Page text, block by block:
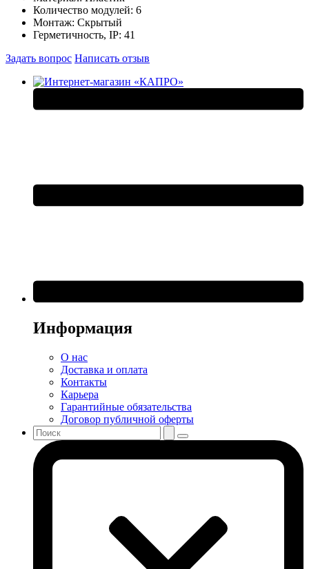
Количество модулей: 6
Монтаж: Скрытый
Герметичность, IP: 41
Задать вопрос Написать отзыв
Информация
О нас
Доставка и оплата
Контакты
Карьера
Гарантийные обязательства
Договор публичной оферты